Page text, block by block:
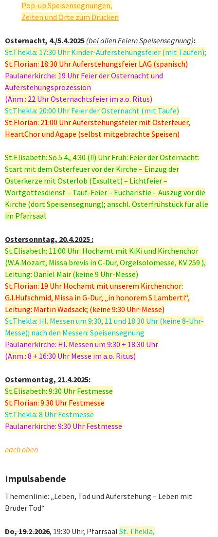
Pop-up Speisensegnungen,
Zeiten und Orte zum Drucken
Osternacht, 4./5.4.2025 (bei allen Feiern Speisensegnung):
St.Thekla: 17:30 Uhr Kinder-Auferstehungsfeier (mit Taufen);
St.Florian: 18:30 Uhr Auferstehungsfeier LAG (spanisch)
Paulanerkirche: 19 Uhr Feier der Osternacht und
Auferstehungsprozession
(Anm.: 22 Uhr Osternachtsfeier im a.o. Ritus)
St.Thekla: 20:00 Uhr Feier der Osternacht (mit Taufe)
St.Florian: 21:00 Uhr Auferstehungsfeier mit Osterfeuer,
HeartChor und Agape (selbst mitgebrachte Speisen)
St.Elisabeth: So 5.4., 4:30 (!!) Uhr Früh: Feier der Osternacht:
Start mit dem Osterfeuer vor der Kirche – Einzug der
Osterkerze mit Osterlob (Exsultet) – Lichtfeier –
Wortgottesdienst – Tauf-Feier – Eucharistie – Auszug vor die
Kirche (dort Speisensegnung); anschl. Osterfrühstück für alle
im Pfarrsaal
Ostersonntag, 20.4.2025 :
St.Elisabeth: 11:00 Uhr: Hochamt mit KiKi und Kirchenchor
(W.A.Mozart, Missa brevis in C-Dur, Orgelsolomesse, KV 259 ),
Leitung: Daniel Mair (keine 9 Uhr-Messe)
St.Florian: 19 Uhr Hochamt mit unserem Kirchenchor:
G.I.Hufschmid, Missa in G-Dur, „in honorem S.Lamberti“,
Leitung: Martin Wadsack; (keine 9:30 Uhr-Messe)
St.Thekla: Hl. Messen um 9:30, 11 und 18:30 Uhr (keine 8-Uhr-
Messe); nach den Messen: Speisensegnung
Paulanerkirche: Hl. Messen um 9:30 + 18:30 Uhr
(Anm.: 8 + 16:30 Uhr Messe im a.o. Ritus)
Ostermontag, 21.4.2025:
St.Elisabeth: 9:30 Uhr Festmesse
St.Florian: 9:30 Uhr Festmesse
St.Thekla: 8 Uhr Festmesse
Paulanerkirche: 9:30 Uhr Festmesse
nach oben
Impulsabende
Themenlinie: „Leben, Tod und Auferstehung – Leben mit
Bruder Tod“
Do, 19.2.2026, 19:30 Uhr, Pfarrsaal St. Thekla,